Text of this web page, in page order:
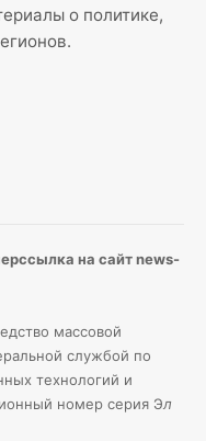
о политике,
на сайт news-
массовой
службой по
технологий и
номер серия Эл